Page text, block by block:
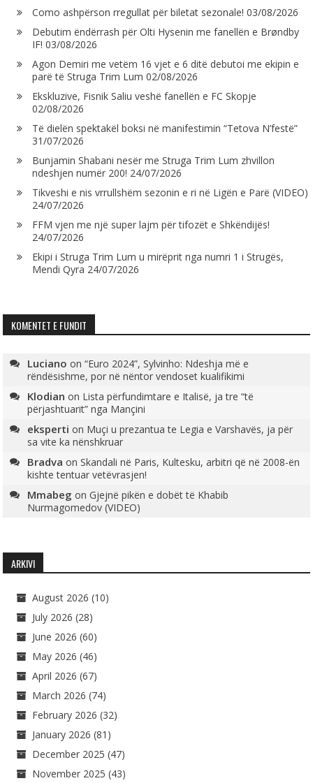
Como ashpërson rregullat për biletat sezonale! 03/08/2026
Debutim ëndërrash për Olti Hysenin me fanellën e Brøndby
IF! 03/08/2026
Agon Demiri me vetëm 16 vjet e 6 ditë debutoi me ekipin e
parë të Struga Trim Lum 02/08/2026
Ekskluzive, Fisnik Saliu veshë fanellën e FC Skopje
02/08/2026
Të dielën spektakël boksi në manifestimin “Tetova N’festë”
31/07/2026
Bunjamin Shabani nesër me Struga Trim Lum zhvillon
ndeshjen numër 200! 24/07/2026
Tikveshi e nis vrrullshëm sezonin e ri në Ligën e Parë (VIDEO)
24/07/2026
FFM vjen me një super lajm për tifozët e Shkëndijës!
24/07/2026
Ekipi i Struga Trim Lum u mirëprit nga numri 1 i Strugës,
Mendi Qyra 24/07/2026
KOMENTET E FUNDIT
Luciano on“Euro 2024”, Sylvinho: Ndeshja më e
rëndësishme, por në nëntor vendoset kualifikimi
Klodian on Lista përfundimtare e Italisë, ja tre “të
përjashtuarit” nga Mançini
eksperti on Muçi u prezantua te Legia e Varshavës, ja për
sa vite ka nënshkruar
Bradva onSkandali në Paris, Kultesku, arbitri që në 2008-ën
kishte tentuar vetëvrasjen!
Mmabeg onGjejnë pikën e dobët të Khabib
Nurmagomedov (VIDEO)
ARKIVI
August 2026 (10)
July 2026 (28)
June 2026 (60)
May 2026 (46)
April 2026 (67)
March 2026 (74)
February 2026 (32)
January 2026 (81)
December 2025 (47)
November 2025 (43)